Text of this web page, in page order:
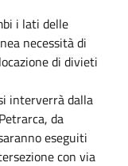
i lati delle
necessità di
di divieti
interverrà dalla
da
eseguiti
con via